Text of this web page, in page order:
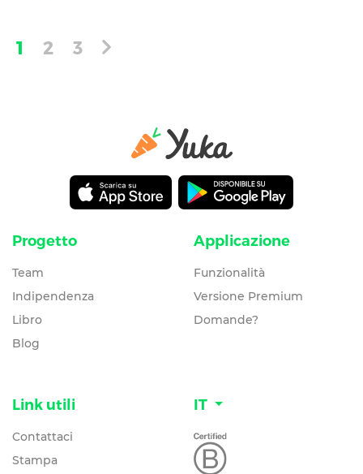
1 2 3
Progetto
Team
Indipendenza
Libro
Blog
Applicazione
Funzionalità
Versione Premium
Domande?
Link utili
Contattaci
Stampa
IT